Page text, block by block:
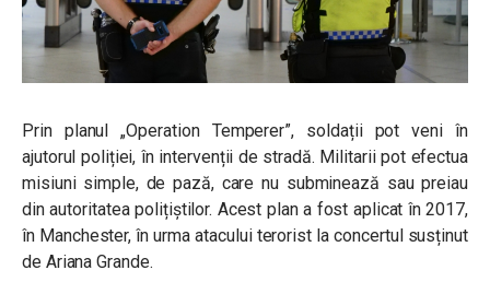
Prin planul „Operation Temperer”, soldații pot veni în
ajutorul poliției, în intervenții de stradă. Militarii pot efectua
misiuni simple, de pază, care nu subminează sau preiau
din autoritatea polițiștilor. Acest plan a fost aplicat în 2017,
în Manchester, în urma atacului terorist la concertul susținut
de Ariana Grande.